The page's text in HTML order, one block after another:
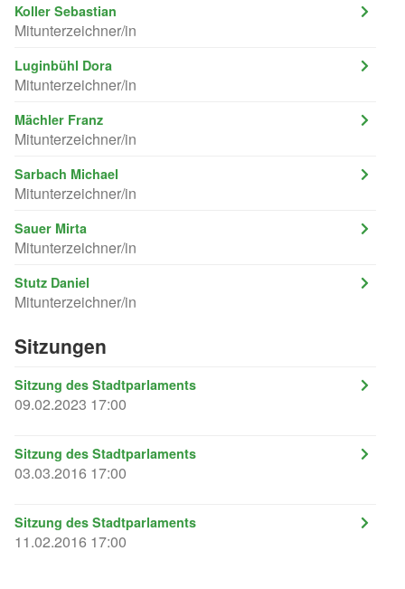
Koller Sebastian
Mitunterzeichner/in
Luginbühl Dora
Mitunterzeichner/in
Mächler Franz
Mitunterzeichner/in
Sarbach Michael
Mitunterzeichner/in
Sauer Mirta
Mitunterzeichner/in
Stutz Daniel
Mitunterzeichner/in
Sitzungen
Sitzung des Stadtparlaments
09.02.2023 17:00
Sitzung des Stadtparlaments
03.03.2016 17:00
Sitzung des Stadtparlaments
11.02.2016 17:00